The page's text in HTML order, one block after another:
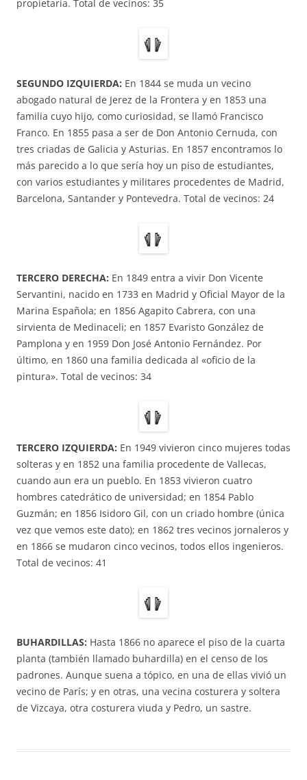
propietaria. Total de vecinos: 35
SEGUNDO IZQUIERDA: En 1844 se muda un vecino
abogado natural de Jerez de la Frontera y en 1853 una
familia cuyo hijo, como curiosidad, se llamó Francisco
Franco. En 1855 pasa a ser de Don Antonio Cernuda, con
tres criadas de Galicia y Asturias. En 1857 encontramos lo
más parecido a lo que sería hoy un piso de estudiantes,
con varios estudiantes y militares procedentes de Madrid,
Barcelona, Santander y Pontevedra. Total de vecinos: 24
TERCERO DERECHA: En 1849 entra a vivir Don Vicente
Servantini, nacido en 1733 en Madrid y Oficial Mayor de la
Marina Española; en 1856 Agapito Cabrera, con una
sirvienta de Medinaceli; en 1857 Evaristo González de
Pamplona y en 1959 Don José Antonio Fernández. Por
último, en 1860 una familia dedicada al «oficio de la
pintura». Total de vecinos: 34
TERCERO IZQUIERDA: En 1949 vivieron cinco mujeres todas
solteras y en 1852 una familia procedente de Vallecas,
cuando aun era un pueblo. En 1853 vivieron cuatro
hombres catedrático de universidad; en 1854 Pablo
Guzmán; en 1856 Isidoro Gil, con un criado hombre (única
vez que vemos este dato); en 1862 tres vecinos jornaleros y
en 1866 se mudaron cinco vecinos, todos ellos ingenieros.
Total de vecinos: 41
BUHARDILLAS: Hasta 1866 no aparece el piso de la cuarta
planta (también llamado buhardilla) en el censo de los
padrones. Aunque suena a tópico, en una de ellas vivió un
vecino de París; y en otras, una vecina costurera y soltera
de Vizcaya, otra costurera viuda y Pedro, un sastre.